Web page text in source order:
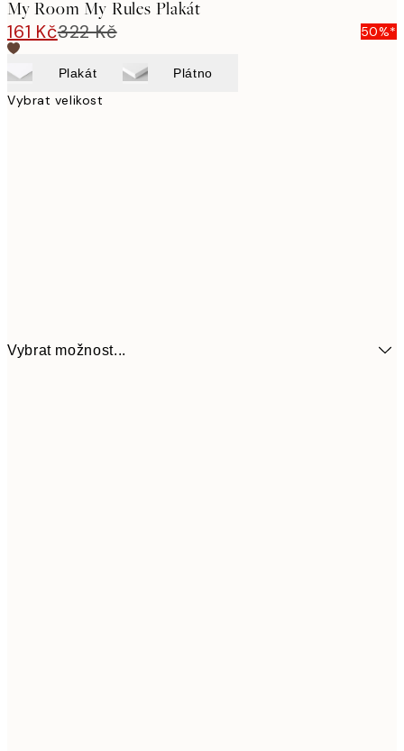
My Room My Rules Plakát
161 Kč322 Kč 50%*
Plakát Plátno
Vybrat velikost
Vybrat možnost...